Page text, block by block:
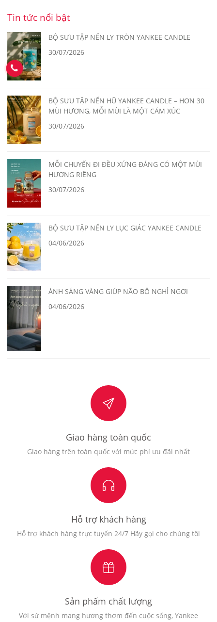
Tin tức nổi bật
BỘ SƯU TẬP NẾN LY TRÒN YANKEE CANDLE
30/07/2026
BỘ SƯU TẬP NẾN HŨ YANKEE CANDLE – HƠN 30
MÙI HƯƠNG, MỖI MÙI LÀ MỘT CẢM XÚC
30/07/2026
MỖI CHUYẾN ĐI ĐỀU XỨNG ĐÁNG CÓ MỘT MÙI
HƯƠNG RIÊNG
30/07/2026
BỘ SƯU TẬP NẾN LY LỤC GIÁC YANKEE CANDLE
04/06/2026
ÁNH SÁNG VÀNG GIÚP NÃO BỘ NGHỈ NGƠI
04/06/2026
Giao hàng toàn quốc
Giao hàng trên toàn quốc với mức phí ưu đãi nhất
Hỗ trợ khách hàng
Hỗ trợ khách hàng trực tuyến 24/7 Hãy gọi cho chúng tôi
Sản phẩm chất lượng
Với sứ mệnh mang hương thơm đến cuộc sống, Yankee